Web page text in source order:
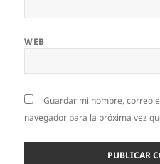
WEB
Guardar mi nombre, correo
navegador para la próxima vez